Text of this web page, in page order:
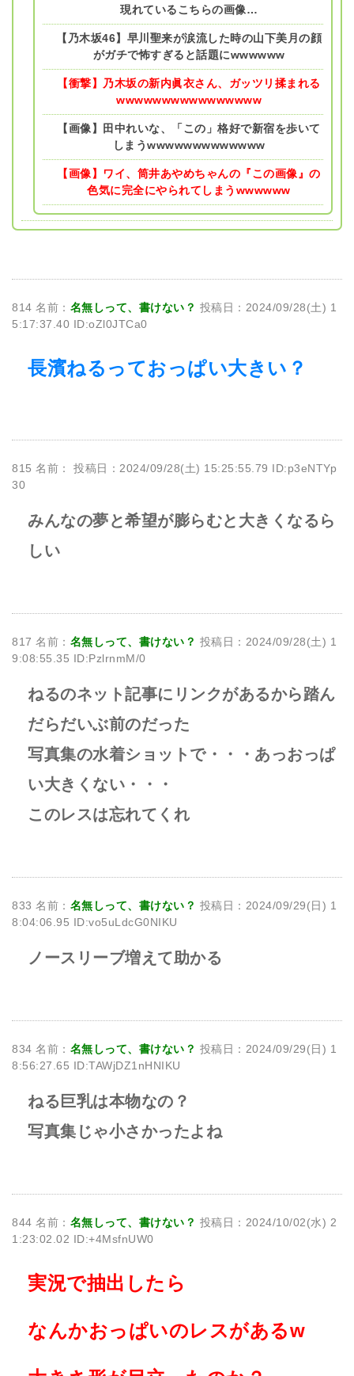
現れているこちらの画像…
【乃木坂46】早川聖来が涙流した時の山下美月の顔
がガチで怖すぎると話題にwwwwww
【衝撃】乃木坂の新内眞衣さん、ガッツリ揉まれる
wwwwwwwwwwwwwwww
【画像】田中れいな、「この」格好で新宿を歩いて
しまうwwwwwwwwwwwww
【画像】ワイ、筒井あやめちゃんの『この画像』の
色気に完全にやられてしまうwwwwww
814 名前： 名無しって、書けない？ 投稿日：2024/09/28(土) 1
5:17:37.40 ID:oZl0JTCa0
長濱ねるっておっぱい大きい？
815 名前：
投稿日：2024/09/28(土) 15:25:55.79 ID:p3eNTYp
30
みんなの夢と希望が膨らむと大きくなるら
しい
817 名前： 名無しって、書けない？ 投稿日：2024/09/28(土) 1
9:08:55.35 ID:PzlrnmM/0
ねるのネット記事にリンクがあるから踏ん
だらだいぶ前のだった
写真集の水着ショットで・・・あっおっぱ
い大きくない・・・
このレスは忘れてくれ
833 名前： 名無しって、書けない？ 投稿日：2024/09/29(日) 1
8:04:06.95 ID:vo5uLdcG0NIKU
ノースリーブ増えて助かる
834 名前： 名無しって、書けない？ 投稿日：2024/09/29(日) 1
8:56:27.65 ID:TAWjDZ1nHNIKU
ねる巨乳は本物なの？
写真集じゃ小さかったよね
844 名前： 名無しって、書けない？ 投稿日：2024/10/02(水) 2
1:23:02.02 ID:+4MsfnUW0
実況で抽出したら
なんかおっぱいのレスがあるw